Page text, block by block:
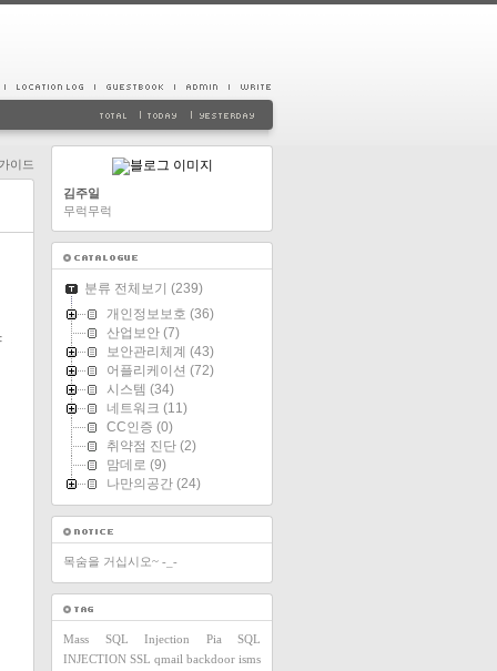
이드
김주일
무럭무럭
분류 전체보기 (239)
개인정보보호 (36)
산업보안 (7)
보안관리체계 (43)
어플리케이션 (72)
시스템 (34)
네트워크 (11)
CC인증 (0)
취약점 진단 (2)
맘데로 (9)
나만의공간 (24)
목숨을 거십시오~ -_-
Mass SQL Injection Pia
SQL
INJECTION SSL qmail backdoor isms